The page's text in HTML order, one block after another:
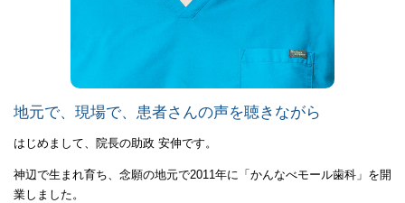
地元で、現場で、患者さんの声を聴きながら
はじめまして、院長の助政 安伸です。
神辺で生まれ育ち、念願の地元で2011年に「かんなべモール歯科」を開
業しました。